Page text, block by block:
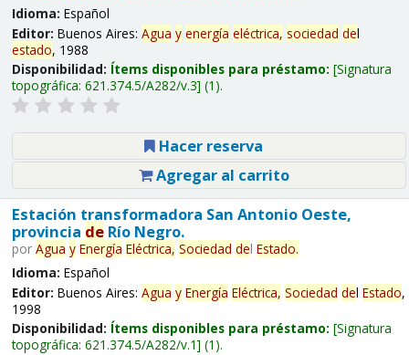
Idioma: Español
Editor: Buenos Aires: Agua y energía eléctrica, sociedad del
estado, 1988
Disponibilidad: Ítems disponibles para préstamo: Signatura
topográfica: 621.374.5/A282/v.3 (1).
Hacer reserva
Agregar al carrito
Estación transformadora San Antonio Oeste,
provincia deRío Negro.
por Agua y Energía Eléctrica, Sociedad del Estado.
Idioma: Español
Editor: Buenos Aires: Agua y Energía Eléctrica, Sociedad del Estado,
1998
Disponibilidad: Ítems disponibles para préstamo: Signatura
topográfica: 621.374.5/A282/v.1 (1).